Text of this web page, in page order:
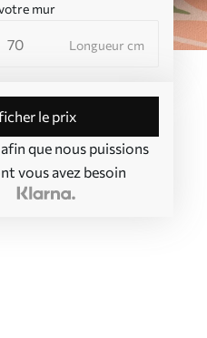
mur
Longueur cm
le prix
que nous puissions
vous avez besoin